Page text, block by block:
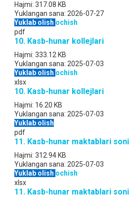
Hajmi: 317.08 KB
Yuklangan sana: 2026-07-27
Yuklab olish ochish
pdf
10. Kasb-hunar kollejlari
Hajmi: 333.12 KB
Yuklangan sana: 2025-07-03
Yuklab olish ochish
xlsx
10. Kasb-hunar kollejlari
Hajmi: 16.20 KB
Yuklangan sana: 2025-07-03
Yuklab olish
pdf
11. Kasb-hunar maktablari soni
Hajmi: 312.94 KB
Yuklangan sana: 2025-07-03
Yuklab olish ochish
xlsx
11. Kasb-hunar maktablari soni